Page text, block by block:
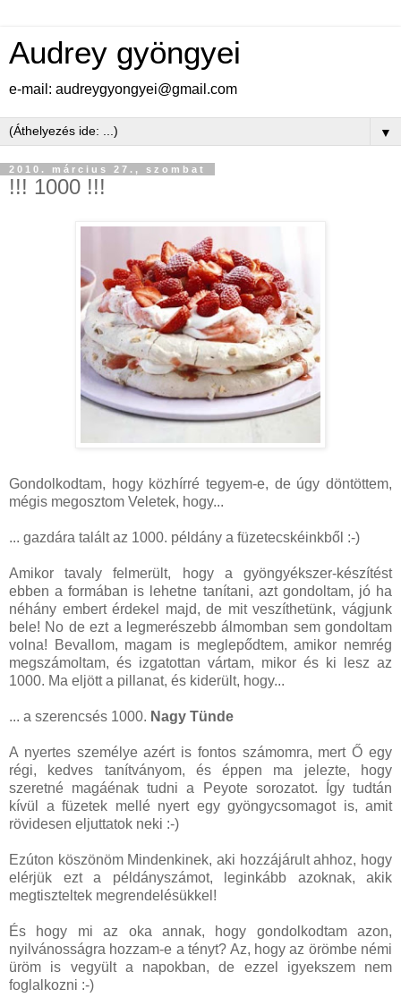
Audrey gyöngyei
e-mail: audreygyongyei@gmail.com
▼
2010. március 27., szombat
!!! 1000 !!!
Gondolkodtam, hogy közhírré tegyem-e, de úgy döntöttem,
mégis megosztom Veletek, hogy...
... gazdára talált az 1000. példány a füzetecskéinkből :-)
Amikor tavaly felmerült, hogy a gyöngyékszer-készítést
ebben a formában is lehetne tanítani, azt gondoltam, jó ha
néhány embert érdekel majd, de mit veszíthetünk, vágjunk
bele! No de ezt a legmerészebb álmomban sem gondoltam
volna! Bevallom, magam is meglepődtem, amikor nemrég
megszámoltam, és izgatottan vártam, mikor és ki lesz az
1000. Ma eljött a pillanat, és kiderült, hogy...
... a szerencsés 1000. Nagy Tünde
A nyertes személye azért is fontos számomra, mert Ő egy
régi, kedves tanítványom, és éppen ma jelezte, hogy
szeretné magáénak tudni a Peyote sorozatot. Így tudtán
kívül a füzetek mellé nyert egy gyöngycsomagot is, amit
rövidesen eljuttatok neki :-)
Ezúton köszönöm Mindenkinek, aki hozzájárult ahhoz, hogy
elérjük ezt a példányszámot, leginkább azoknak, akik
megtiszteltek megrendelésükkel!
És hogy mi az oka annak, hogy gondolkodtam azon,
nyilvánosságra hozzam-e a tényt? Az, hogy az örömbe némi
üröm is vegyült a napokban, de ezzel igyekszem nem
foglalkozni :-)